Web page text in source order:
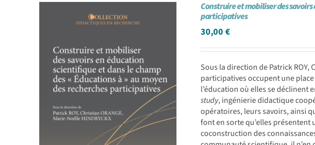
Construire et mobiliser des savoirs
participatives
30,00€
Sous la direction de Patrick ROY,
participatives occupent une
l’éducation où elles se déclinent
study, ingénierie didactique
opératoires, leurs savoirs, ainsi
font en sorte qu’elles
coconstruction des